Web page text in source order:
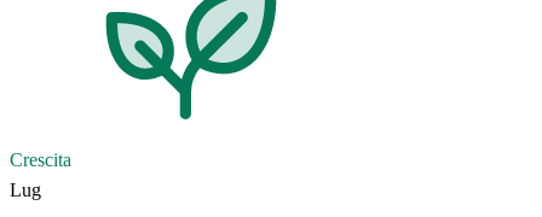
Crescita
Lug